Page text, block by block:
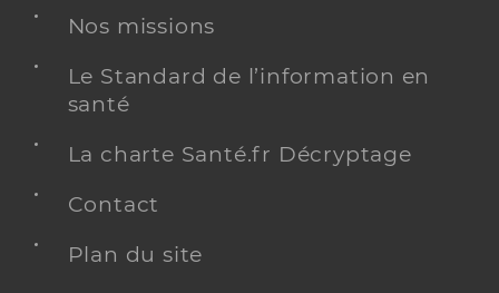
Nos missions
Le Standard de l’information en
santé
La charte Santé.fr Décryptage
Contact
Plan du site